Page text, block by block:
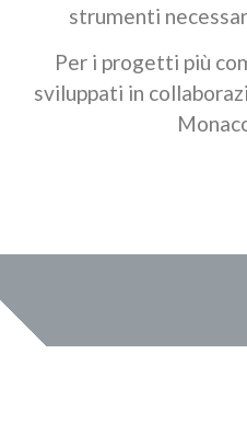
strumenti
Per i progetti più
sviluppati in